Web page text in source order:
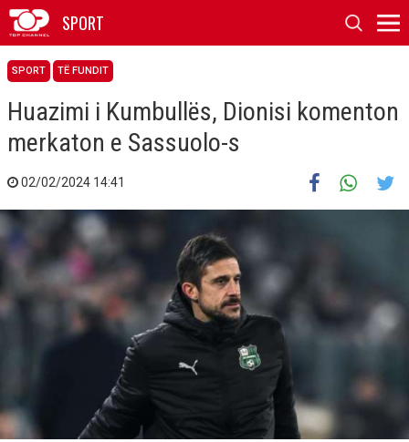
SPORT
SPORT TË FUNDIT
Huazimi i Kumbullës, Dionisi komenton
merkaton e Sassuolo-s
02/02/2024 14:41